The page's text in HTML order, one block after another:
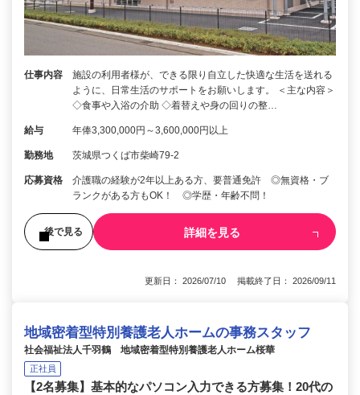
仕事内容
施設の利用者様が、できる限り自立した快適な生活を送れる
ように、日常生活のサポートをお願いします。 ＜主な内容＞
◇食事や入浴の介助 ◇着替えや身の回りの整…
給与 年俸3,300,000円～3,600,000円以上
勤務地 茨城県つくば市柴崎79-2
応募資格
介護職の経験が2年以上ある方、要普通免許 ◎無資格・ブ
ランクがある方もOK！ ◎学歴・年齢不問！
後で見る 詳細を見る
更新日： 2026/07/10 掲載終了日： 2026/09/11
地域密着型特別養護老人ホームの事務スタッフ
社会福祉法人千羽鶴 地域密着型特別養護老人ホーム桜華
正社員
【2名募集】基本的なパソコン入力できる方募集！20代の